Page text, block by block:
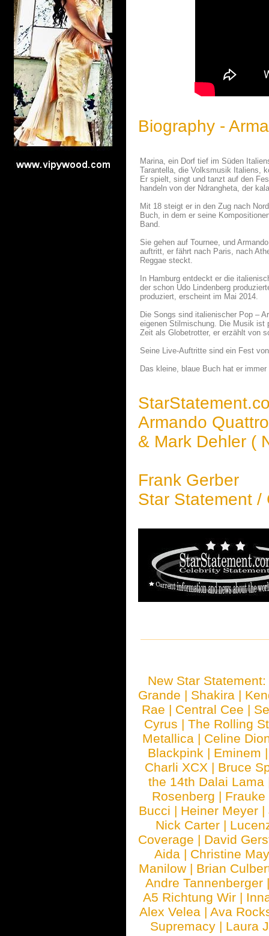
Biography -
Marina, ein Dorf tief im Süden
Tarantella, die Volksmusik Italiens,
Er spielt, singt und tanzt auf den
handeln von der Ndrangheta, der
Mit 18 steigt er in den Zug nach
Buch, in dem er seine
Band.
Sie gehen auf Tournee, und
auftritt, er fährt nach Paris, nach
Reggae steckt.
In Hamburg entdeckt er die
der schon Udo Lindenberg
produziert, erscheint im Mai 2014.
Die Songs sind italienischer Pop –
eigenen Stilmischung. Die Musik ist
Zeit als Globetrotter, er erzählt von
Seine Live-Auftritte sind ein Fest
Das kleine, blaue Buch hat er
Armando
& Mark Dehler (
Frank Gerber
Star Statement /
New Star
Grande | Shakira |
Rae | Central Cee |
Cyrus | The Rolling
Metallica | Celine
Blackpink | Eminem
Charli XCX | Bruce
the 14th Dalai Lama
Rosenberg | Frauke
Bucci | Heiner Meyer |
Nick Carter |
Coverage | David
Aida | Christine
Manilow | Brian
Andre Tannenberger
A5 Richtung Wir |
Alex Velea | Ava
Supremacy | Laura